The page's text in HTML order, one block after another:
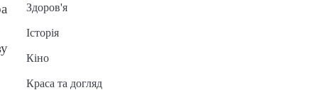
Здоров'я
Історія
Кіно
Краса та догляд